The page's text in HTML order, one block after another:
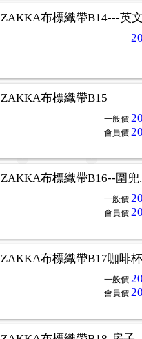
ZAKKA布標織帶B14---英文
20
ZAKKA布標織帶B15
一般價 20
會員價 20
ZAKKA布標織帶B16--圍兜
一般價 20
會員價 20
ZAKKA布標織帶B17咖啡杯
一般價 20
會員價 20